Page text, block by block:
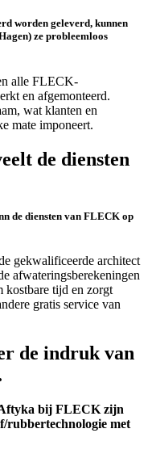
worden geleverd, kunnen
ze probleemloos
alle FLECK-
en afgemonteerd.
wat klanten en
mate imponeert.
de diensten
de diensten van FLECK op
gekwalificeerde architect
afwateringsberekeningen
kostbare tijd en zorgt
gratis service van
de indruk van
Aftyka bij FLECK zijn
rubbertechnologie met